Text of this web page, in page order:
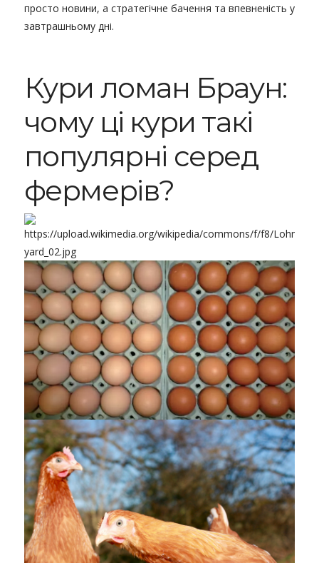
просто новини, а стратегічне бачення та впевненість у
завтрашньому дні.
Кури ломан Браун:
чому ці кури такі
популярні серед
фермерів?